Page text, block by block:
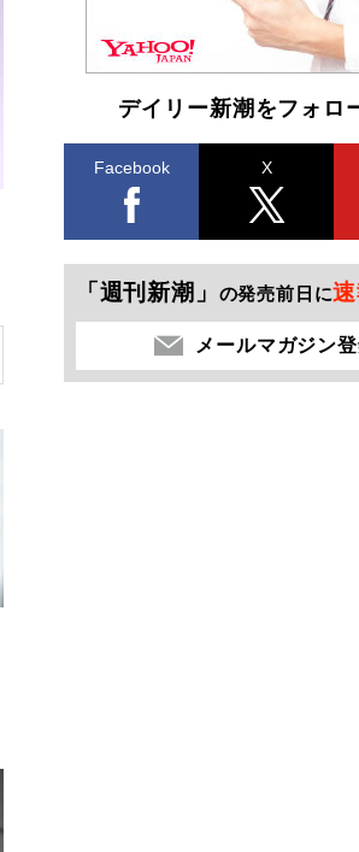
デイリー新潮をフォロ
Facebook X
「週刊新潮」 の発売前日に
メールマガジン